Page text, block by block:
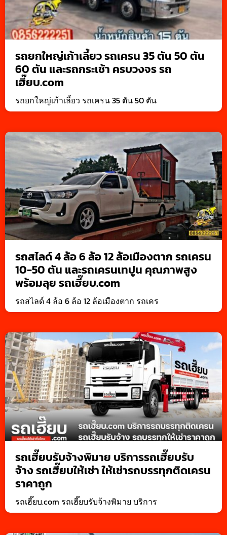
รถยกใหญ่เก้าเลี้ยว รถเครน 35 ตัน 50 ตัน
60 ตัน และรถกระเช้า ครบวงจร รถ
เฮี๊ยบ.com
รถยกใหญ่เก้าเลี้ยว รถเครน 35 ตัน 50 ตัน
รถสไลด์ 4 ล้อ 6 ล้อ 12 ล้อเมืองตาก รถเครน
10-50 ตัน และรถเครนเทปูน คุณภาพสูง
พร้อมลุย รถเฮี๊ยบ.com
รถสไลด์ 4 ล้อ 6 ล้อ 12 ล้อเมืองตาก รถเคร
รถเฮี๊ยบรับจ้างพิมาย บริการรถเฮี๊ยบรับ
จ้าง รถเฮี๊ยบให้เช่า ให้เช่ารถบรรทุกติดเครน
ราคาถูก
รถเฮี๊ยบ.com รถเฮี๊ยบรับจ้างพิมาย บริการ